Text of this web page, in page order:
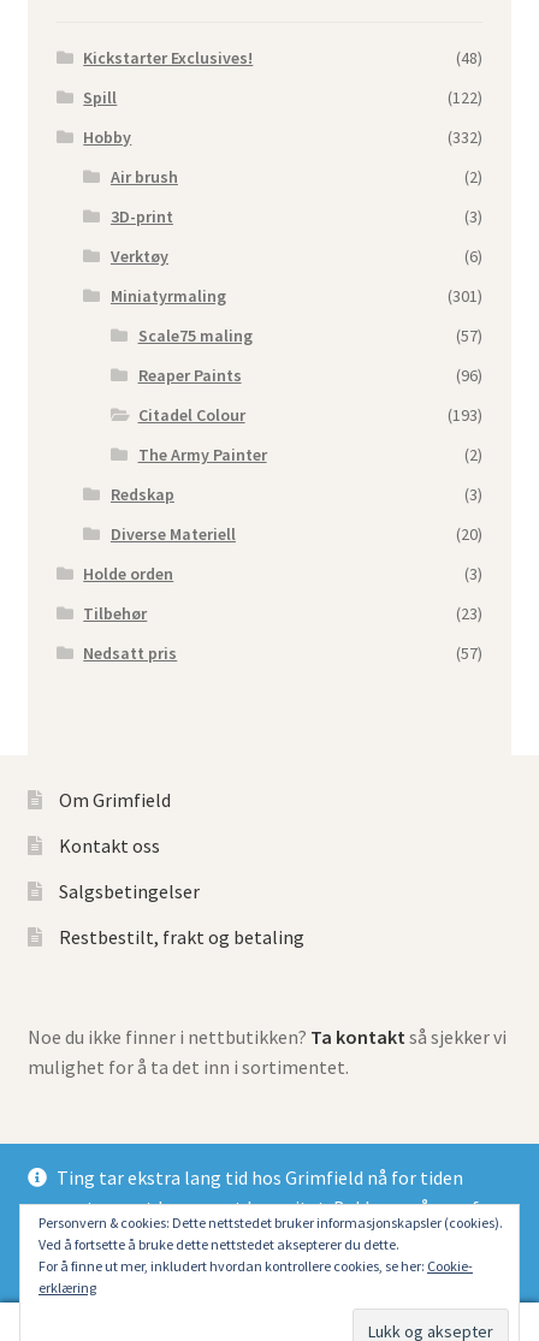
Kickstarter Exclusives!
(48)
Spill
(122)
Hobby
(332)
Air brush
(2)
3D-print
(3)
Verktøy
(6)
Miniatyrmaling
(301)
Scale75 maling
(57)
Reaper Paints
(96)
Citadel Colour
(193)
The Army Painter
(2)
Redskap
(3)
Diverse Materiell
(20)
Holde orden
(3)
Tilbehør
(23)
Nedsatt pris
(57)
Om Grimfield
Kontakt oss
Salgsbetingelser
Restbestilt, frakt og betaling
Noe du ikke finner i nettbutikken? Ta kontakt så sjekker vi
mulighet for å ta det inn i sortimentet.
© Grimfield Games 2026
Bygget med Storefront og WooCommerce.
0
Ting tar ekstra lang tid hos Grimfield nå for tiden
grunnet meget begrenset kapasitet. Beklager så mye for
at alle dessverre må belage seg på lang ventetid.
Fjern
Personvern & cookies: Dette nettstedet bruker informasjonskapsler (cookies).
Ved å fortsette å bruke dette nettstedet aksepterer du dette.
For å finne ut mer, inkludert hvordan kontrollere cookies, se her: Cookie-
erklæring